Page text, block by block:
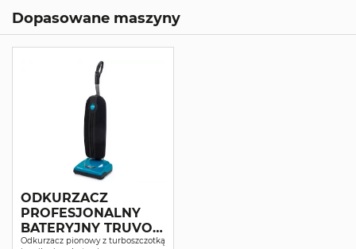
Dopasowane maszyny
ODKURZACZ
PROFESJONALNY
BATERYJNY TRUVOX
VALET BATTERY
Odkurzacz pionowy z turboszczotką